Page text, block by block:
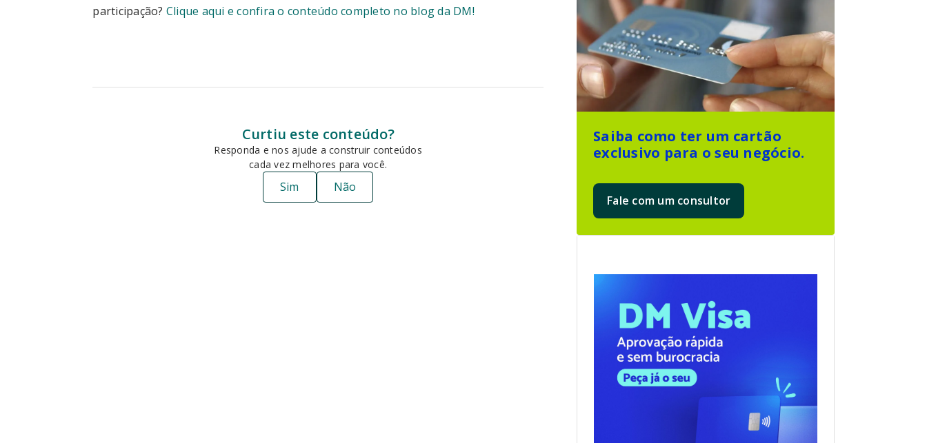
participação? Clique aqui e confira o conteúdo completo no blog da DM!
Curtiu este conteúdo?
Responda e nos ajude a construir conteúdos
cada vez melhores para você.
Sim Não
Saiba como ter um cartão
exclusivo para o seu negócio.
Fale com um consultor